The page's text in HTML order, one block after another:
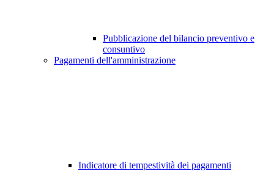
Pubblicazione del bilancio preventivo e
consuntivo
Pagamenti dell'amministrazione
Indicatore di tempestività dei pagamenti